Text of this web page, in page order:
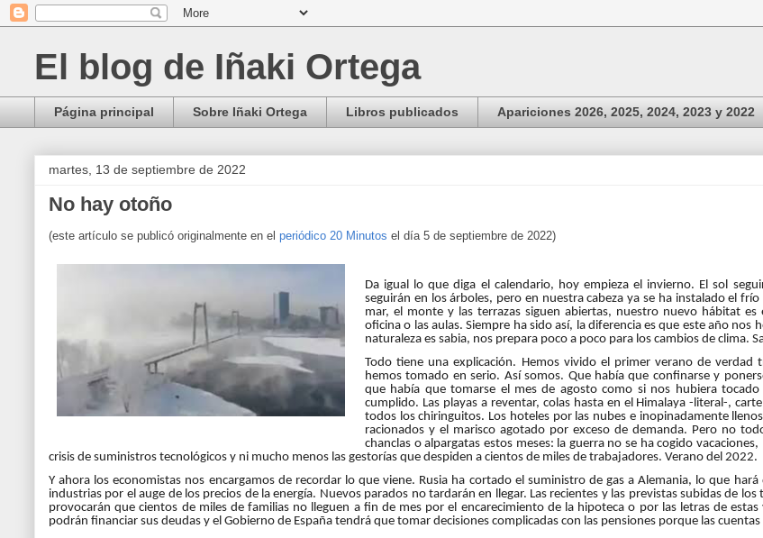
El blog de Iñaki Ortega
Página principal Sobre Iñaki Ortega Libros publicados Apariciones 2026, 2025, 2024, 2023 y 2022
martes, 13 de septiembre de 2022
No hay otoño
(este artículo se publicó originalmente en el periódico 20 Minutos el día 5 de septiembre de 2022)
Da igual lo que diga el calendario, hoy empieza el invierno. El sol
seguirán en los árboles, pero en nuestra cabeza ya se ha instalado el
mar, el monte y las terrazas siguen abiertas, nuestro nuevo hábitat
oficina o las aulas. Siempre ha sido así, la diferencia es que este año nos
naturaleza es sabia, nos prepara poco a poco para los cambios de clima.
Todo tiene una explicación. Hemos vivido el primer verano de verdad
hemos tomado en serio. Así somos. Que había que confinarse y
que había que tomarse el mes de agosto como si nos hubiera
cumplido. Las playas a reventar, colas hasta en el Himalaya -literal-,
todos los chiringuitos. Los hoteles por las nubes e inopinadamente
racionados y el marisco agotado por exceso de demanda. Pero no
chanclas o alpargatas estos meses: la guerra no se ha cogido
crisis de suministros tecnológicos y ni mucho menos las gestorías que despiden a cientos de miles de trabajadores. Verano del 2022.
Y ahora los economistas nos encargamos de recordar lo que viene. Rusia ha cortado el suministro de gas a Alemania, lo que hará
industrias por el auge de los precios de la energía. Nuevos parados no tardarán en llegar. Las recientes y las previstas subidas de los
provocarán que cientos de miles de familias no lleguen a fin de mes por el encarecimiento de la hipoteca o por las letras de estas
podrán financiar sus deudas y el Gobierno de España tendrá que tomar decisiones complicadas con las pensiones porque las